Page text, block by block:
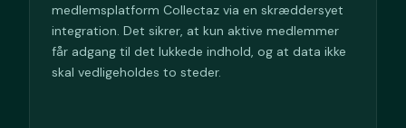
medlemsplatform Collectaz via en skræddersyet
integration. Det sikrer, at kun aktive medlemmer
får adgang til det lukkede indhold, og at data ikke
skal vedligeholdes to steder.